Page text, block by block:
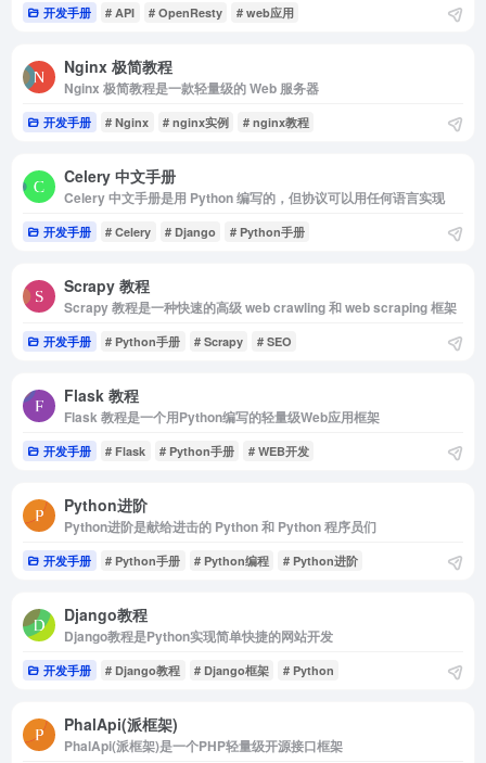
开发手册 # API # OpenResty # web应用
Nginx 极简教程
Nginx 极简教程是一款轻量级的 Web 服务器
开发手册 # Nginx # nginx实例 # nginx教程
Celery 中文手册
Celery 中文手册是用 Python 编写的，但协议可以用任何语言实现
开发手册 # Celery # Django # Python手册
Scrapy 教程
Scrapy 教程是一种快速的高级 web crawling 和 web scraping 框架
开发手册 # Python手册 # Scrapy # SEO
Flask 教程
Flask 教程是一个用Python编写的轻量级Web应用框架
开发手册 # Flask # Python手册 # WEB开发
Python进阶
Python进阶是献给进击的 Python 和 Python 程序员们
开发手册 # Python手册 # Python编程 # Python进阶
Django教程
Django教程是Python实现简单快捷的网站开发
开发手册 # Django教程 # Django框架 # Python
PhalApi(派框架)
PhalApi(派框架)是一个PHP轻量级开源接口框架